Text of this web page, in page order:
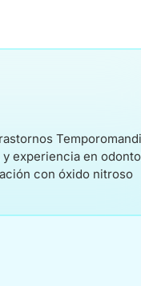
experiencia en
con óxido nitroso